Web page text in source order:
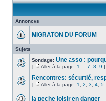
Annonces
MIGRATON DU FORUM
Sujets
Sondage: Une asso :
[ Aller à la page: 1 7 8 9 ]
Rencontres: sécurtié,
[ Aller à la page: 1 2 3 4 5 ]
la peche loisir en danger